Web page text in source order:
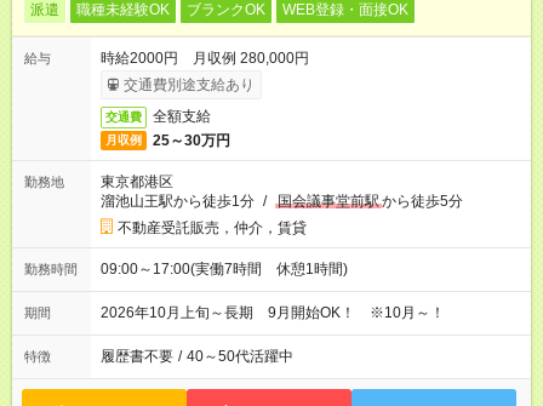
派遣 職種未経験OK ブランクOK WEB登録・面接OK
給与
時給2000円 月収例 280,000円
交通費別途支給あり
交通費 全額支給
月収例 25～30万円
勤務地
東京都港区
溜池山王駅から徒歩1分 / 国会議事堂前駅から徒歩5分
不動産受託販売，仲介，賃貸
勤務時間 09:00～17:00(実働7時間 休憩1時間)
期間 2026年10月上旬～長期 9月開始OK！ ※10月～！
特徴 履歴書不要 / 40～50代活躍中